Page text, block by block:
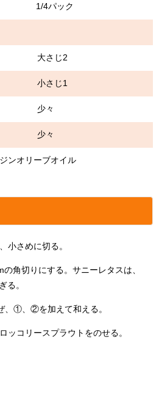
ト 1/4パック
大さじ2
さじ1
々
少々
バージンオリーブオイル
小さめに切る。
角切りにする。サニーレタスは、
る。
、①、②を加えて和える。
ッコリースプラウトをのせる。